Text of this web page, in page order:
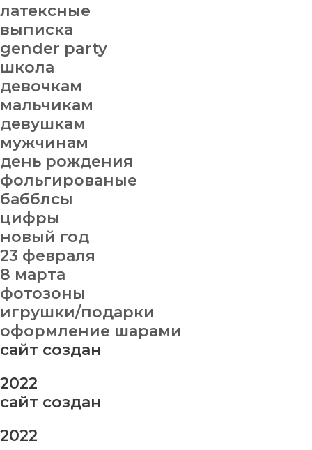
латексные
выписка
gender party
школа
девочкам
мальчикам
девушкам
мужчинам
день рождения
фольгированые
бабблсы
цифры
новый год
23 февраля
8 марта
фотозоны
игрушки/подарки
оформление шарами
сайт создан
2022
сайт создан
2022